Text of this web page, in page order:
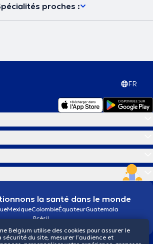
proches :
FR
la santé dans le monde
MexiqueColombieÉquateurGuatemala
Brésil
Belgium utilise des cookies pour assurer le
du site, mesurer l’audience et